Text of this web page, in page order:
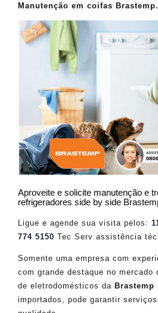
Manutenção em coifas Brastemp.
Aproveite e solicite manutenção e
refrigeradores side by side
Ligue e agende sua visita pelos:
774 5150 Tec Serv assistência
Somente uma empresa com
com grande destaque no
de eletrodomésticos da Brastemp
importados, pode garantir